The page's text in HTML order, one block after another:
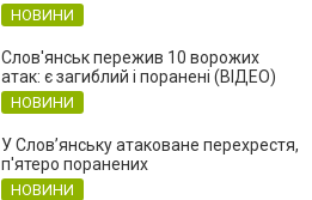
НОВИНИ
Слов'янськ пережив 10 ворожих
атак: є загиблий і поранені (ВІДЕО)
НОВИНИ
У Слов’янську атаковане перехрестя,
п'ятеро поранених
НОВИНИ